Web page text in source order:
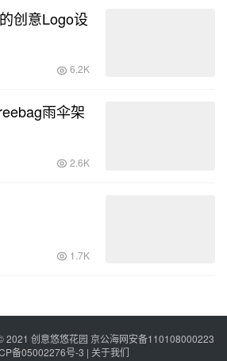
创意Logo设
6.2K
雨伞架
2.6K
1.7K
2021 创意悠悠花园 京公海网安备110108000223
备05002276号-3 | 关于我们